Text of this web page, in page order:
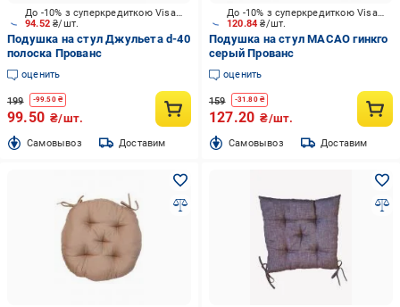
94.52₴/шт.
До -10% з суперкредиткою Visa Вигода
Подушка на стул Джульета d-40
полоска Прованс
оценить
199 -99.50₴
99.50 ₴/шт.
Cамовывоз Доставим
120.84₴/шт.
До -10% з суперкредиткою Visa Вигода
Подушка на стул МАСАО гинкго
серый Прованс
оценить
159 -31.80₴
127.20 ₴/шт.
Cамовывоз Доставим